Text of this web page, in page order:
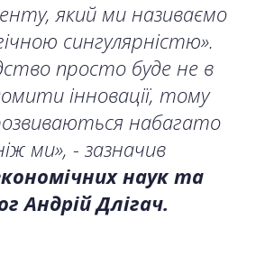
який ми називаємо
сингулярністю».
просто буде не в
інновації, тому
набагато
ми», - зазначив
наук та
Андрій Длігач.